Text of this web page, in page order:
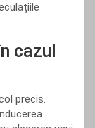
cazul
precis.